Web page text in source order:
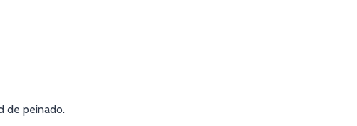
de peinado.